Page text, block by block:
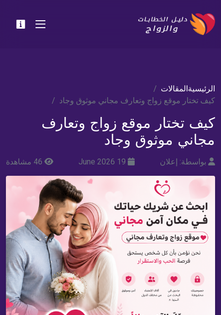
الرئيسيةالمقالات
كيف تختار موقع زواج وتعارف مجاني موثوق وجاد
كيف تختار موقع زواج وتعارف
مجاني موثوق وجاد
بواسطة: إعلان 19 June 2026 46 مشاهدة